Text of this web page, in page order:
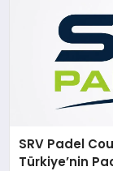
SRV Padel
Türkiye’nin